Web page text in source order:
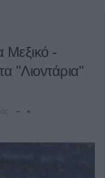
Μεξικό -
"Λιοντάρια"